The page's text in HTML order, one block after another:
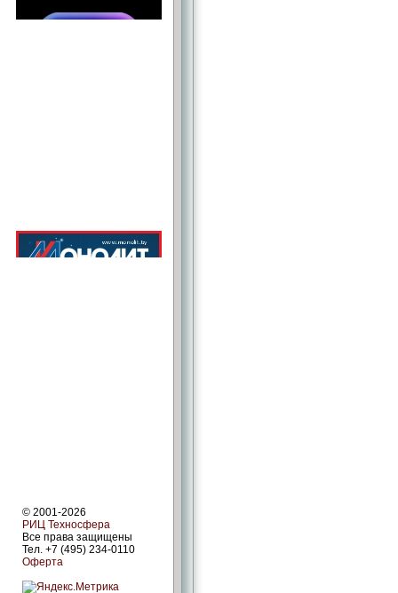
© 2001-2026
РИЦ Техносфера
Все права защищены
Тел. +7 (495) 234-0110
Оферта